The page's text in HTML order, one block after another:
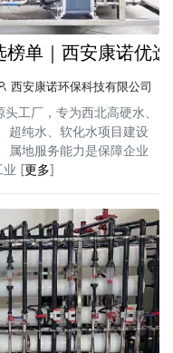
单｜西安康诺优
西安康诺环保科技有限公司
工厂，专为西北高硬水、
超纯水、软化水项目建设
属地服务能力是保障企业
业 [更多]